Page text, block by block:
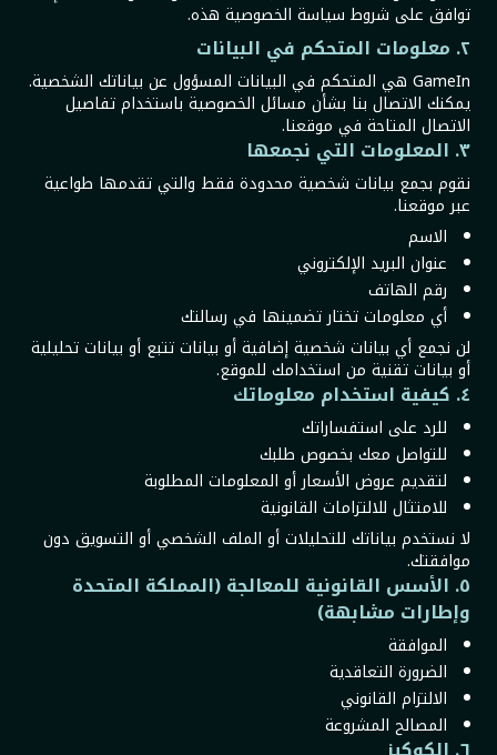
توافق على شروط سياسة الخصوصية هذه.
٢. معلومات المتحكم في البيانات
GameIn هي المتحكم في البيانات المسؤول عن بياناتك الشخصية.
يمكنك الاتصال بنا بشأن مسائل الخصوصية باستخدام تفاصيل
الاتصال المتاحة في موقعنا.
٣. المعلومات التي نجمعها
نقوم بجمع بيانات شخصية محدودة فقط والتي تقدمها طواعية
عبر موقعنا.
الاسم
عنوان البريد الإلكتروني
رقم الهاتف
أي معلومات تختار تضمينها في رسالتك
لن نجمع أي بيانات شخصية إضافية أو بيانات تتبع أو بيانات تحليلية
أو بيانات تقنية من استخدامك للموقع.
٤. كيفية استخدام معلوماتك
للرد على استفساراتك
للتواصل معك بخصوص طلبك
لتقديم عروض الأسعار أو المعلومات المطلوبة
للامتثال للالتزامات القانونية
لا نستخدم بياناتك للتحليلات أو الملف الشخصي أو التسويق دون
موافقتك.
٥. الأسس القانونية للمعالجة (المملكة المتحدة
وإطارات مشابهة)
الموافقة
الضرورة التعاقدية
الالتزام القانوني
المصالح المشروعة